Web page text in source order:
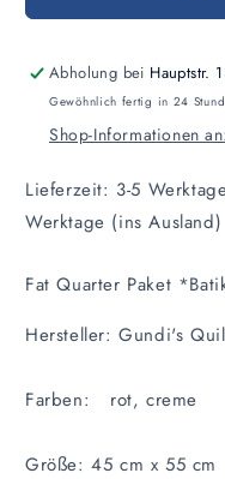
Fat
Paket
Batik
Fat
Paket
Abholung bei Hauptstr.
Gewöhnlich fertig in 24
Shop-Informationen
Lieferzeit: 3-5
Werktage (ins Ausland)
Fat Quarter Paket
Hersteller: Gundi's
Farben: rot, creme
Größe: 45 cm x 55 cm